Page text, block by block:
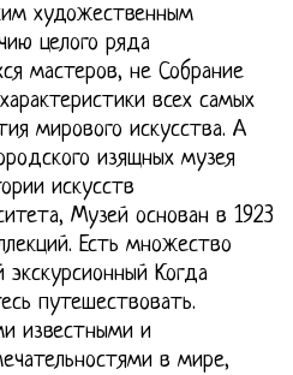
художественным
целого ряда
мастеров, не Собрание
всех самых
мирового искусства. А
изящных музея
искусств
Музей основан в 1923
Есть множество
экскурсионный Когда
путешествовать.
известными и
в мире,